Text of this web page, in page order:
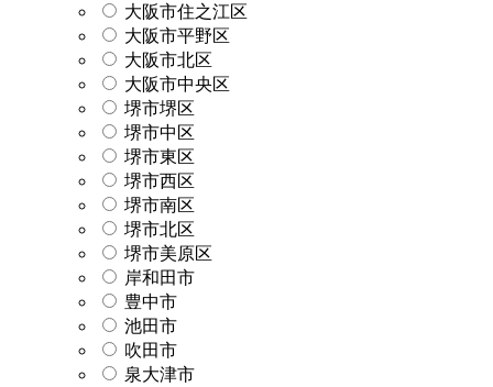
大阪市住之江区
大阪市平野区
大阪市北区
大阪市中央区
堺市堺区
堺市中区
堺市東区
堺市西区
堺市南区
堺市北区
堺市美原区
岸和田市
豊中市
池田市
吹田市
泉大津市